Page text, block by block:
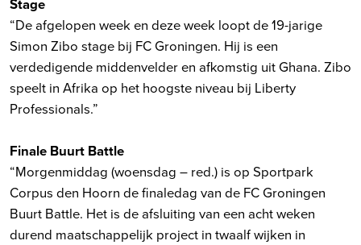
Stage
“De afgelopen week en deze week loopt de 19-jarige
Simon Zibo stage bij FC Groningen. Hij is een
verdedigende middenvelder en afkomstig uit Ghana. Zibo
speelt in Afrika op het hoogste niveau bij Liberty
Professionals.”
Finale Buurt Battle
“Morgenmiddag (woensdag – red.) is op Sportpark
Corpus den Hoorn de finaledag van de FC Groningen
Buurt Battle. Het is de afsluiting van een acht weken
durend maatschappelijk project in twaalf wijken in